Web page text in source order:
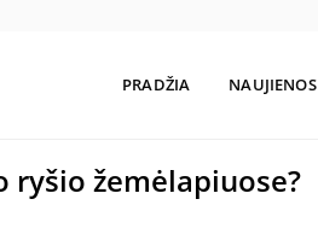
PRADŽIA NAUJIENOS
žemėlapiuose?